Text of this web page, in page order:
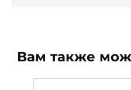
Вам также